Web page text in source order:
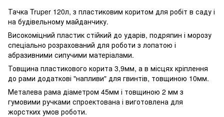
Тачка Truper 120л, з пластиковим коритом для робіт в саду і
на будівельному майданчику.
Високоміцний пластик стійкий до ударів, подряпин і морозу
спеціально розрахований для роботи з лопатою і
абразивними сипучими матеріалами.
Товщина пластикового корита 3,9мм, а в місцях кріплення
до рами додаткові "напливи" для гвинтів, товщиною 10мм.
Металева рама діаметром 45мм і товщиною 2 мм з
гумовими ручками спроектована і виготовлена ​​для
жорстких умов роботи.